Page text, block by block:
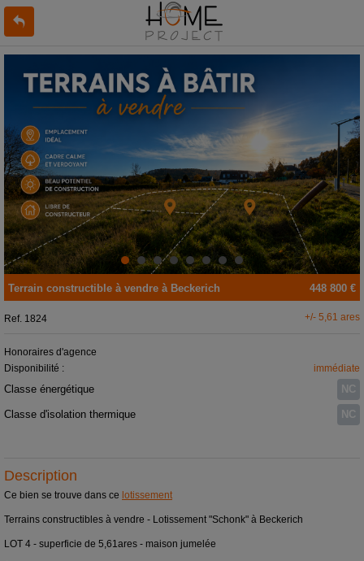
448 800 €
Terrain constructible à vendre à Beckerich
Ref. 1824 +/- 5,61 ares
Honoraires d'agence
Disponibilité :
immédiate
Classe énergétique NC
Classe d'isolation thermique NC
Description
Ce bien se trouve dans ce lotissement
Terrains constructibles à vendre - Lotissement "Schonk" à Beckerich
LOT 4 - superficie de 5,61ares - maison jumelée